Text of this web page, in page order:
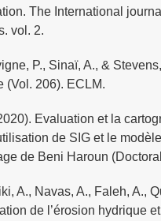
The International
vol. 2.
P., Sinaï, A., &
(Vol. 206). ECLM.
Evaluation et la
de SIG et le
de Beni Haroun
A., Navas, A., Faleh, A.,
de l’érosion hydrique